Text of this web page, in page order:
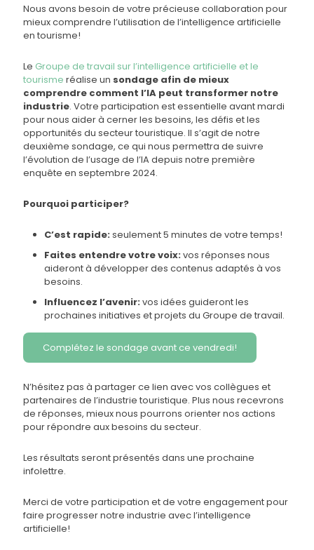
Nous avons besoin de votre précieuse collaboration pour
mieux comprendre l’utilisation de l’intelligence artificielle
en tourisme!
Le Groupe de travail sur l’intelligence artificielle et le
tourisme réalise un sondage afin de mieux
comprendre comment l’IA peut transformer notre
industrie. Votre participation est essentielle avant mardi
pour nous aider à cerner les besoins, les défis et les
opportunités du secteur touristique. Il s’agit de notre
deuxième sondage, ce qui nous permettra de suivre
l’évolution de l’usage de l’IA depuis notre première
enquête en septembre 2024.
Pourquoi participer?
C’est rapide:seulement 5 minutes de votre temps!
Faites entendre votre voix:vos réponses nous
aideront à développer des contenus adaptés à vos
besoins.
Influencez l’avenir:vos idées guideront les
prochaines initiatives et projets du Groupe de travail.
Complétez le sondage avant ce vendredi!
N’hésitez pas à partager ce lien avec vos collègues et
partenaires de l’industrie touristique. Plus nous recevrons
de réponses, mieux nous pourrons orienter nos actions
pour répondre aux besoins du secteur.
Les résultats seront présentés dans une prochaine
infolettre.
Merci de votre participation et de votre engagement pour
faire progresser notre industrie avec l’intelligence
artificielle!